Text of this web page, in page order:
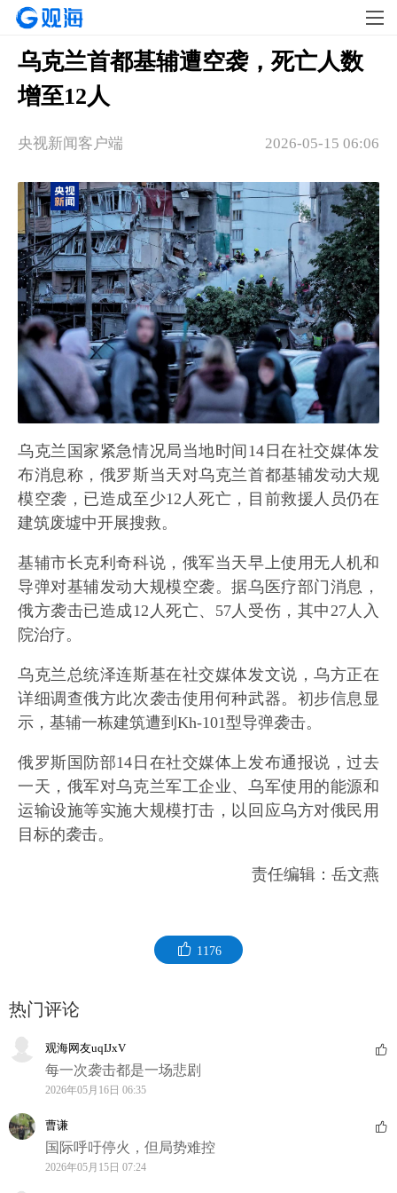
乌克兰首都基辅遭空袭，死亡人数
增至12人
2026-05-15 06:06
央视新闻客户端
乌克兰国家紧急情况局当地时间14日在社交媒体发
布消息称，俄罗斯当天对乌克兰首都基辅发动大规
模空袭，已造成至少12人死亡，目前救援人员仍在
建筑废墟中开展搜救。
基辅市长克利奇科说，俄军当天早上使用无人机和
导弹对基辅发动大规模空袭。据乌医疗部门消息，
俄方袭击已造成12人死亡、57人受伤，其中27人入
院治疗。
乌克兰总统泽连斯基在社交媒体发文说，乌方正在
详细调查俄方此次袭击使用何种武器。初步信息显
示，基辅一栋建筑遭到Kh-101型导弹袭击。
俄罗斯国防部14日在社交媒体上发布通报说，过去
一天，俄军对乌克兰军工企业、乌军使用的能源和
运输设施等实施大规模打击，以回应乌方对俄民用
目标的袭击。
责任编辑：岳文燕
1176
热门评论
观海网友uqIJxV
每一次袭击都是一场悲剧
2026年05月16日 06:35
曹谦
国际呼吁停火，但局势难控
2026年05月15日 07:24